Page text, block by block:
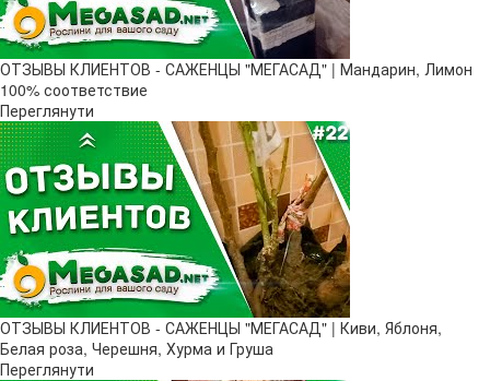
ОТЗЫВЫ КЛИЕНТОВ - САЖЕНЦЫ "МЕГАСАД" | Мандарин, Лимон
100% соответствие
Переглянути
ОТЗЫВЫ КЛИЕНТОВ - САЖЕНЦЫ "МЕГАСАД" | Киви, Яблоня,
Белая роза, Черешня, Хурма и Груша
Переглянути